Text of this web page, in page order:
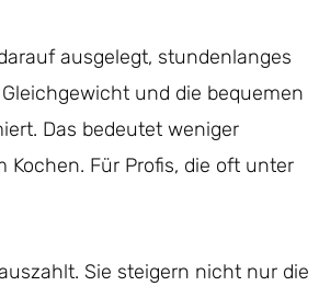
ausgelegt, stundenlanges
und die bequemen
Das bedeutet weniger
Kochen. Für Profis, die oft unter
Sie steigern nicht nur die